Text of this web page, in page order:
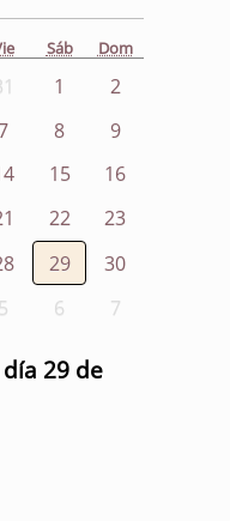
Sáb Dom
1
2
8
9
15
16
22
23
29
30
5 6 7
29 de